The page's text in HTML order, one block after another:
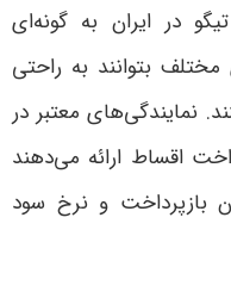
در ایران به گونه‌ای
بتوانند به راحتی
نمایندگی‌های معتبر در
اقساط ارائه می‌دهند
بازپرداخت و نرخ سود